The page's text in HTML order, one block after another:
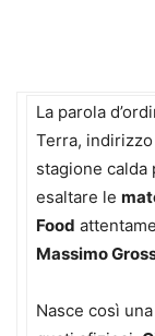
La parola
Terra,
stagione calda
esaltare le
Food
Massimo
Nasce così una